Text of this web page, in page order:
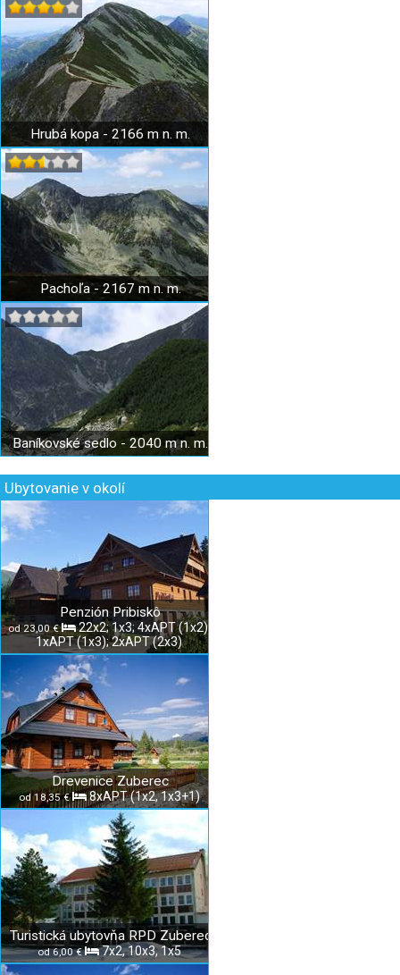
Hrubá kopa - 2166 m n. m.
Pachoľa - 2167 m n. m.
Baníkovské sedlo - 2040 m n. m.
Ubytovanie v okolí
Penzión Pribiskô
od 23,00 €
22x2; 1x3; 4xAPT (1x2);
1xAPT (1x3); 2xAPT (2x3)
Drevenice Zuberec
od 18,35 € 8xAPT (1x2, 1x3+1)
Turistická ubytovňa RPD Zuberec
od 6,00 € 7x2, 10x3, 1x5